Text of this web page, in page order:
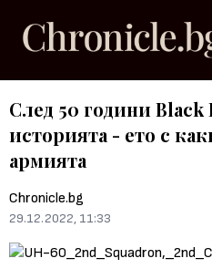
След 50 години Black
историята - ето с
армията
Chronicle.bg
29.12.2022, 11:33